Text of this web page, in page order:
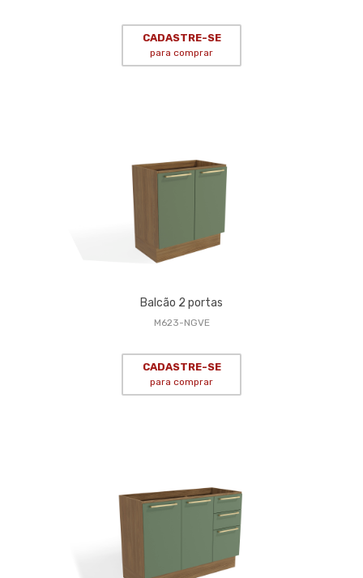
CADASTRE-SE
para comprar
Balcão 2 portas
M623-NGVE
CADASTRE-SE
para comprar